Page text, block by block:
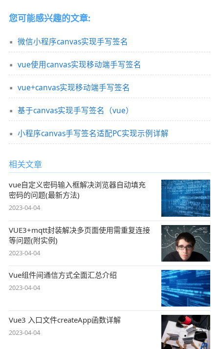
您可能感兴趣的文章:
微信小程序canvas实现手写签名
vue使用canvas实现移动端手写签名
vue+canvas实现移动端手写签名
基于canvas实现手写签名（vue）
小程序canvas手写签名适配PC实现示例详解
相关文章
vue自定义密码输入框解决浏览器自动填充
密码的问题(最新方法)
2023-04-04
VUE3+mqtt封装解决多页面使用需重复连接
等问题(附实例)
2023-04-04
Vue组件间通信方式全面汇总介绍
2023-04-04
Vue3 入口文件createApp函数详解
2023-04-04